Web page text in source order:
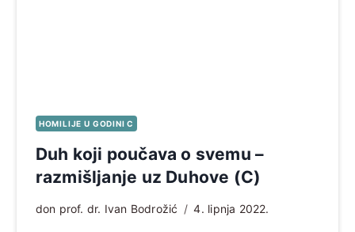
HOMILIJE U GODINI C
Duh koji poučava o svemu –
razmišljanje uz Duhove (C)
don prof. dr. Ivan Bodrožić 4. lipnja 2022.